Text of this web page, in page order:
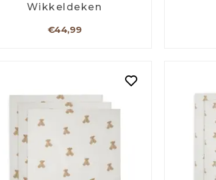
Wikkeldeken
€44,99